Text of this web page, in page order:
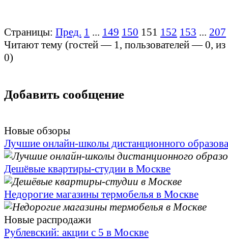
Страницы: Пред. 1 ... 149 150 151 152 153 ... 207
Читают тему (гостей — 1, пользователей —0,
0)
Добавить сообщение
Новые обзоры
Лучшие онлайн-школы дистанционного
Дешёвые квартиры-студии в Москве
Недорогие магазины термобелья в Москве
Новые распродажи
Рублевский: акции с 5 в Москве